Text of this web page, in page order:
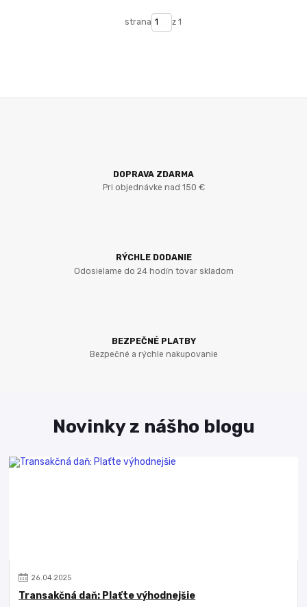
strana z 1
DOPRAVA ZDARMA
Pri objednávke nad 150 €
RÝCHLE DODANIE
Odosielame do 24 hodín tovar skladom
BEZPEČNÉ PLATBY
Bezpečné a rýchle nakupovanie
Novinky z nášho blogu
26 04 2025
Transakčná daň: Plaťte výhodnejšie